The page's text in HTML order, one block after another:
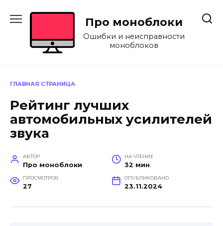
Про моноблоки
Ошибки и неисправности
моноблоков
ГЛАВНАЯ СТРАНИЦА
Рейтинг лучших
автомобильных усилителей
звука
АВТОР
Про моноблоки
НА ЧТЕНИЕ
32 мин
ПРОСМОТРОВ
27
ОПУБЛИКОВАНО
23.11.2024